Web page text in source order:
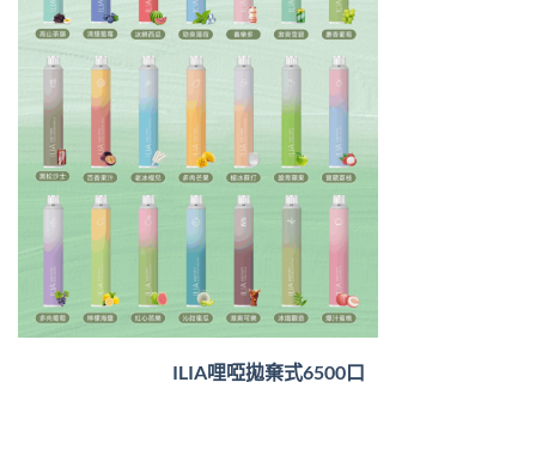
ILIA哩啞拋棄式6500口